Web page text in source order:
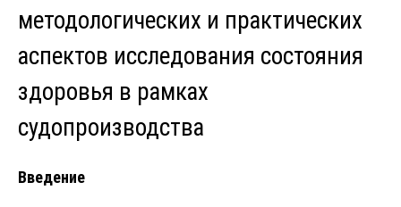
методологических и практических
аспектов исследования состояния
здоровья в рамках
судопроизводства
Введение